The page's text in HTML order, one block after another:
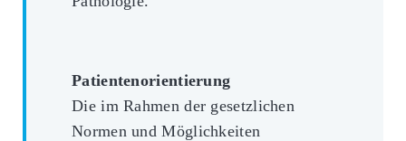
Patientenorientierung
Die im Rahmen der gesetzlichen
Normen und Möglichkeiten